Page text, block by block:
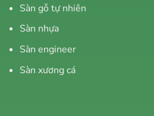
Sàn gỗ tự nhiên
Sàn nhựa
Sàn engineer
Sàn xương cá